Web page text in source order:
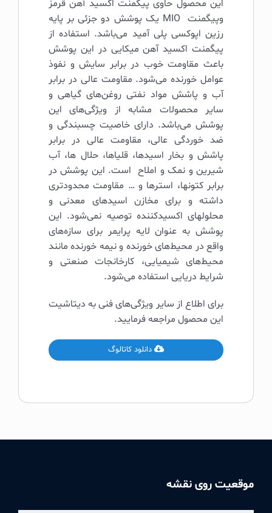
این محصول حاوی پیگمنت اکسید آهن قرمز
وپیگمنت MIO یک پوشش دو جزئی بر پایه
رزین اپوکسی پلی آمید می‌باشد. استفاده از
پیگمنت­ اکسید آهن میکایی در این پوشش
باعث مقاومت خوب در برابر سایش و نفوذ
عوامل خورنده می‌شود. مقاومت عالی در برابر
آب و پاشش مواد نفتی روغن‌های گیاهی و
سایر محصولات مشابه از ویژگی‌های این
پوشش می‌باشد. دارای خاصیت چسبندگی و
ضد خوردگی عالی، مقاومت عالی در برابر
پاشش و بخار اسیدها، قلیاها، حلال ها، آب
شیرین و نمک و املاح است. این پوشش در
برابر کتونها، استرها و … مقاومت محدودتری
داشته و برای مخازن اسیدهای معدنی و
محلولهای اکسیدکننده توصیه نمی‌شود. این
پوشش به عنوان لایه پرایمر برای سازه‌های
واقع در محیط‌های خورنده و نیمه خورنده مانند
محیط‌های شیمیایی، کارخانجات صنعتی و
شرایط دریایی استفاده می‌شود.
برای اطلاع از سایر ویژگی‌های فنی به دیتاشیت
این محصول مراجعه فرمایید.
دانلود کاتالوگ
موقعیت روی نقشه